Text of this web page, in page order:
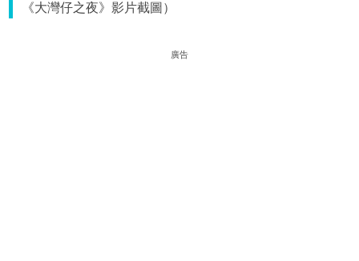
《大灣仔之夜》影片截圖）
廣告